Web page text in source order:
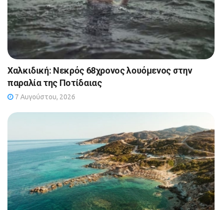
Χαλκιδική: Νεκρός 68χρονος λουόμενος στην
παραλία της Ποτίδαιας
7 Αυγούστου, 2026